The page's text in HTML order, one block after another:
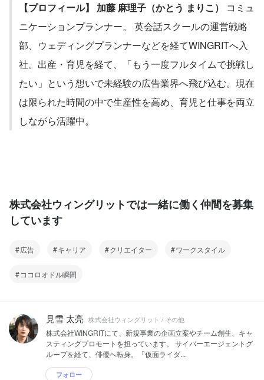
【プロフィール】 加藤 麻理子（かとう まりこ）
コミュ
ニケーションプランナー。 英会話スクールの運営戦略
部、ウェディングプランナーなどを経てWINGRITへ入
社。出産・育児を経て、「もう一度フルタイムで挑戦し
たい」という想いで未経験の広告業界へ飛び込む。現在
は限られた時間の中で生産性を高め、育児と仕事を両立
しながら活躍中。
株式会社ウィングリットでは一緒に働く仲間を募集
しています
広告 キャリア クリエイター ワークスタイル
ココロオドル瞬間
見雪 太亮 株式会社ウィングリット / その他
株式会社WINGRITにて、新規事業の企画立案やチーム創生、キャ
スティングプロモートを担っています。 サイバーエージェントグ
ループを経て、俳優へ転身。「仮面ライダ...
フォロー